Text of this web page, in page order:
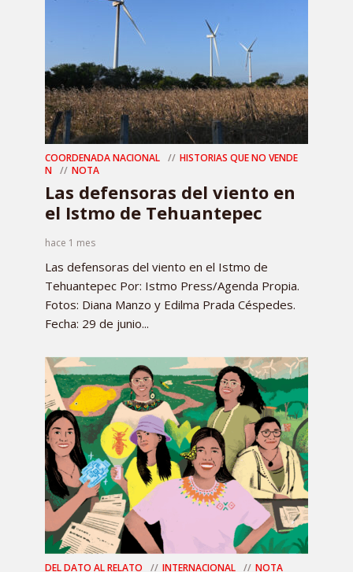
COORDENADA NACIONAL
HISTORIAS QUE NO VENDE
N
NOTA
Las defensoras del viento en
el Istmo de Tehuantepec
hace 1 mes
Las defensoras del viento en el Istmo de
Tehuantepec Por: Istmo Press/Agenda Propia.
Fotos: Diana Manzo y Edilma Prada Céspedes.
Fecha: 29 de junio...
DEL DATO AL RELATO INTERNACIONAL NOTA